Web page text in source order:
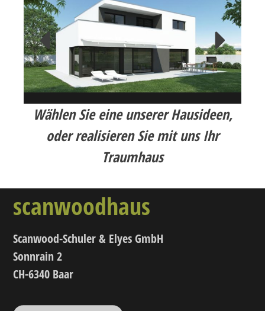
CHF 545’000.-
5 1/2 Zimmer
12,50 x 9,40 Grösse
Wählen Sie eine unserer Hausideen,
oder realisieren Sie mit uns Ihr
Traumhaus
scanwoodhaus
Scanwood-Schuler & Elyes GmbH
Sonnrain 2
CH-6340 Baar